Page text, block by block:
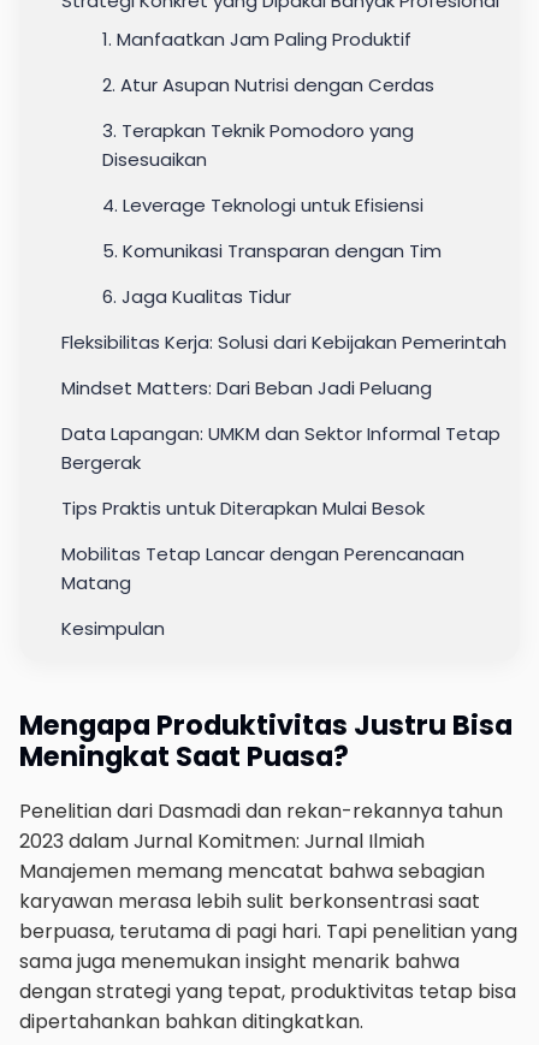
1. Manfaatkan Jam Paling Produktif
2. Atur Asupan Nutrisi dengan Cerdas
3. Terapkan Teknik Pomodoro yang
Disesuaikan
4. Leverage Teknologi untuk Efisiensi
5. Komunikasi Transparan dengan Tim
6. Jaga Kualitas Tidur
Fleksibilitas Kerja: Solusi dari Kebijakan Pemerintah
Mindset Matters: Dari Beban Jadi Peluang
Data Lapangan: UMKM dan Sektor Informal Tetap
Bergerak
Tips Praktis untuk Diterapkan Mulai Besok
Mobilitas Tetap Lancar dengan Perencanaan
Matang
Kesimpulan
Mengapa Produktivitas Justru Bisa
Meningkat Saat Puasa?
Penelitian dari Dasmadi dan rekan-rekannya tahun
2023 dalam Jurnal Komitmen: Jurnal Ilmiah
Manajemen memang mencatat bahwa sebagian
karyawan merasa lebih sulit berkonsentrasi saat
berpuasa, terutama di pagi hari. Tapi penelitian yang
sama juga menemukan insight menarik bahwa
dengan strategi yang tepat, produktivitas tetap bisa
dipertahankan bahkan ditingkatkan.